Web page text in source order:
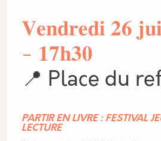
𝐕𝐞𝐧𝐝𝐫𝐞𝐝𝐢 𝟐𝟔
- 𝟏𝟕𝐡𝟑𝟎
📍 Place du
PARTIR EN LIVRE : FESTIVAL
LECTURE